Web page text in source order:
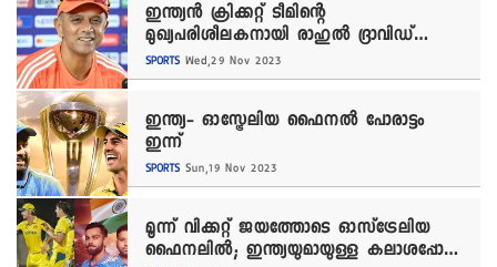
ഇന്ത്യൻ ക്രിക്കറ്റ് ടീമിന്റെ
മുഖ്യപരിശീലകനായി രാഹുൽ ദ്രാവിഡ്
തുടരും
SPORTS Wed,29 Nov 2023
ഇന്ത്യ- ഓസ്ട്രേലിയ ഫൈനൽ പോരാട്ടം
ഇന്ന്
SPORTS Sun,19 Nov 2023
മൂന്ന് വിക്കറ്റ് ജയത്തോടെ ഓസ്‌ട്രേലിയ
ഫൈനലിൽ; ഇന്ത്യയുമായുള്ള കലാശപ്പോര്